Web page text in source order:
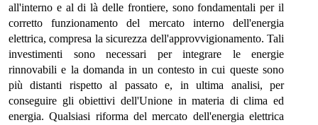
all'interno e al di là delle frontiere, sono fondamentali per il
corretto funzionamento del mercato interno dell'energia
elettrica, compresa la sicurezza dell'approvvigionamento. Tali
investimenti sono necessari per integrare le energie
rinnovabili e la domanda in un contesto in cui queste sono
più distanti rispetto al passato e, in ultima analisi, per
conseguire gli obiettivi dell'Unione in materia di clima ed
energia. Qualsiasi riforma del mercato dell'energia elettrica